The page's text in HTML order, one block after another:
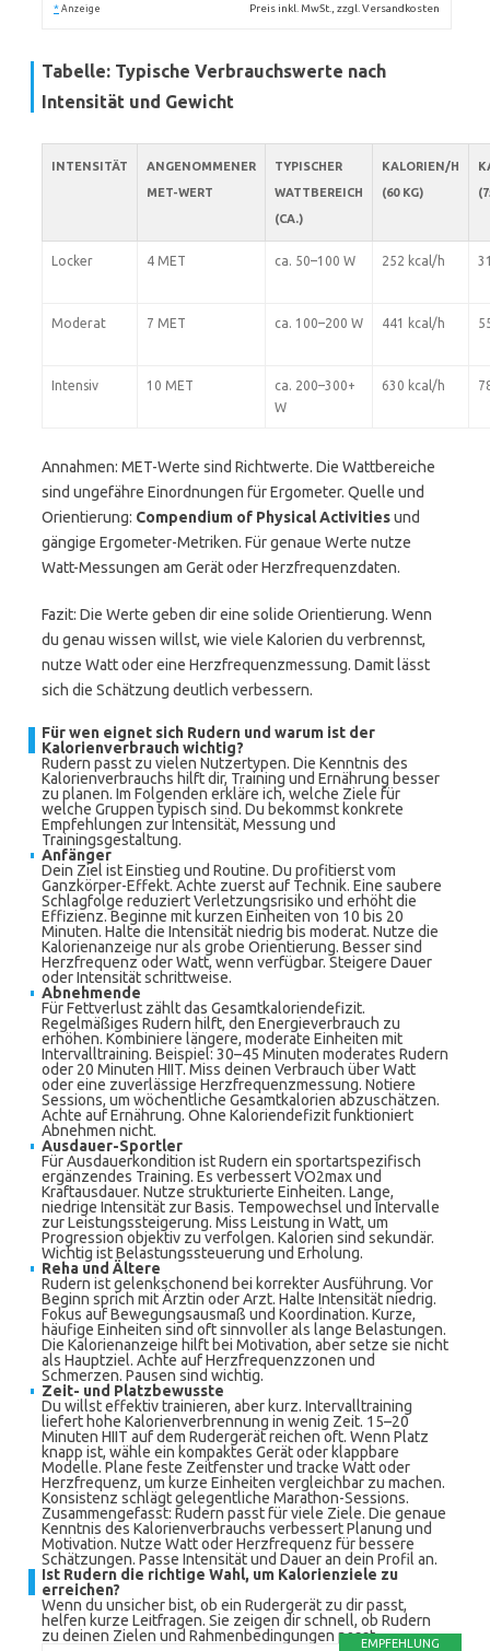
* Anzeige Preis inkl. MwSt., zzgl. Versandkosten
Tabelle: Typische Verbrauchswerte nach
Intensität und Gewicht
INTENSITÄT
ANGENOMMENER
MET-WERT
TYPISCHER
WATTBEREICH
(CA.)
KALORIEN/H
(60 KG)
Locker 4 MET ca. 50–100 W 252 kcal/h
Moderat 7 MET ca. 100–200 W 441 kcal/h
Intensiv 10 MET
ca. 200–300+
W
630 kcal/h
Annahmen: MET-Werte sind Richtwerte. Die Wattbereiche
sind ungefähre Einordnungen für Ergometer. Quelle und
Orientierung: Compendium of Physical Activitiesund
gängige Ergometer-Metriken. Für genaue Werte nutze
Watt-Messungen am Gerät oder Herzfrequenzdaten.
Fazit: Die Werte geben dir eine solide Orientierung. Wenn
du genau wissen willst, wie viele Kalorien du verbrennst,
nutze Watt oder eine Herzfrequenzmessung. Damit lässt
sich die Schätzung deutlich verbessern.
Für wen eignet sich Rudern und warum ist der
Kalorienverbrauch wichtig?
Rudern passt zu vielen Nutzertypen. Die Kenntnis des
Kalorienverbrauchs hilft dir, Training und Ernährung besser
zu planen. Im Folgenden erkläre ich, welche Ziele für
welche Gruppen typisch sind. Du bekommst konkrete
Empfehlungen zur Intensität, Messung und
Trainingsgestaltung.
Anfänger
Dein Ziel ist Einstieg und Routine. Du profitierst vom
Ganzkörper-Effekt. Achte zuerst auf Technik. Eine saubere
Schlagfolge reduziert Verletzungsrisiko und erhöht die
Effizienz. Beginne mit kurzen Einheiten von 10 bis 20
Minuten. Halte die Intensität niedrig bis moderat. Nutze die
Kalorienanzeige nur als grobe Orientierung. Besser sind
Herzfrequenz oder Watt, wenn verfügbar. Steigere Dauer
oder Intensität schrittweise.
Abnehmende
Für Fettverlust zählt das Gesamtkaloriendefizit.
Regelmäßiges Rudern hilft, den Energieverbrauch zu
erhöhen. Kombiniere längere, moderate Einheiten mit
Intervalltraining. Beispiel: 30–45 Minuten moderates Rudern
oder 20 Minuten HIIT. Miss deinen Verbrauch über Watt
oder eine zuverlässige Herzfrequenzmessung. Notiere
Sessions, um wöchentliche Gesamtkalorien abzuschätzen.
Achte auf Ernährung. Ohne Kaloriendefizit funktioniert
Abnehmen nicht.
Ausdauer-Sportler
Für Ausdauerkondition ist Rudern ein sportartspezifisch
ergänzendes Training. Es verbessert VO2max und
Kraftausdauer. Nutze strukturierte Einheiten. Lange,
niedrige Intensität zur Basis. Tempowechsel und Intervalle
zur Leistungssteigerung. Miss Leistung in Watt, um
Progression objektiv zu verfolgen. Kalorien sind sekundär.
Wichtig ist Belastungssteuerung und Erholung.
Reha und Ältere
Rudern ist gelenkschonend bei korrekter Ausführung. Vor
Beginn sprich mit Ärztin oder Arzt. Halte Intensität niedrig.
Fokus auf Bewegungsausmaß und Koordination. Kurze,
häufige Einheiten sind oft sinnvoller als lange Belastungen.
Die Kalorienanzeige hilft bei Motivation, aber setze sie nicht
als Hauptziel. Achte auf Herzfrequenzzonen und
Schmerzen. Pausen sind wichtig.
Zeit- und Platzbewusste
Du willst effektiv trainieren, aber kurz. Intervalltraining
liefert hohe Kalorienverbrennung in wenig Zeit. 15–20
Minuten HIIT auf dem Rudergerät reichen oft. Wenn Platz
knapp ist, wähle ein kompaktes Gerät oder klappbare
Modelle. Plane feste Zeitfenster und tracke Watt oder
Herzfrequenz, um kurze Einheiten vergleichbar zu machen.
Konsistenz schlägt gelegentliche Marathon-Sessions.
Zusammengefasst: Rudern passt für viele Ziele. Die genaue
Kenntnis des Kalorienverbrauchs verbessert Planung und
Motivation. Nutze Watt oder Herzfrequenz für bessere
Schätzungen. Passe Intensität und Dauer an dein Profil an.
Ist Rudern die richtige Wahl, um Kalorienziele zu
erreichen?
Wenn du unsicher bist, ob ein Rudergerät zu dir passt,
helfen kurze Leitfragen. Sie zeigen dir schnell, ob Rudern
zu deinen Zielen und Rahmenbedingungen passt.EMPFEHLUNG